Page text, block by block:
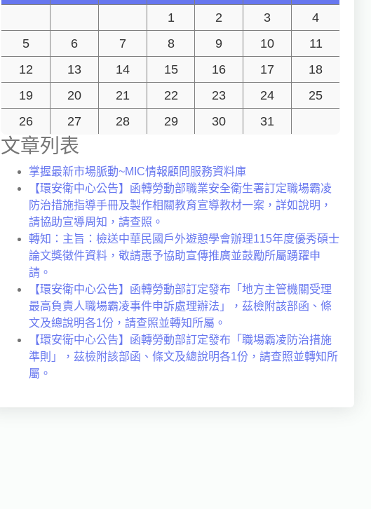
1 2 3
4
5
6 7 8 9 10
11
12
13 14 15 16 17
18
19
20 21 22 23 24
25
26
27 28 29 30 31
文章列表
掌握最新市場脈動~MIC情報顧問服務資料庫
【環安衛中心公告】函轉勞動部職業安全衛生署訂定職場霸凌
防治措施指導手冊及製作相關教育宣導教材一案，詳如說明，
請協助宣導周知，請查照。
轉知：主旨：檢送中華民國戶外遊憩學會辦理115年度優秀碩士
論文獎徵件資料，敬請惠予協助宣傳推廣並鼓勵所屬踴躍申
請。
【環安衛中心公告】函轉勞動部訂定發布「地方主管機關受理
最高負責人職場霸凌事件申訴處理辦法」，茲檢附該部函、條
文及總說明各1份，請查照並轉知所屬。
【環安衛中心公告】函轉勞動部訂定發布「職場霸凌防治措施
準則」，茲檢附該部函、條文及總說明各1份，請查照並轉知所
屬。